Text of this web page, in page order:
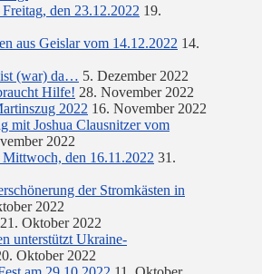
den 23.12.2022 19.
aus Geislar vom 14.12.2022 14.
ist (war) da… 5. Dezember 2022
Hilfe! 28. November 2022
2022 16. November 2022
mit Joshua Clausnitzer vom
2022
den 16.11.2022 31.
der Stromkästen in
2022
21. Oktober 2022
unterstützt Ukraine-
Oktober 2022